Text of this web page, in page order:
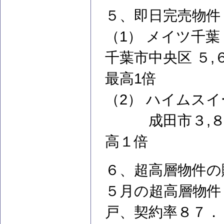
５、即日完売物
（1） メイツ千
千葉市中央区 ５,
最高1倍
（2） ハイムス
成田市３,８０
高１倍
６、超高層物件
５月の超高層物
戸、契約率８７